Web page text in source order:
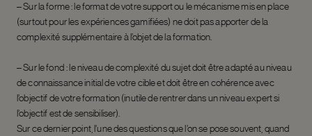
– Sur la forme : le format de votre support ou le mécanisme mis en place
(surtout pour les expériences gamifiées) ne doit pas apporter de la
complexité supplémentaire à l’objet de la formation.
– Sur le fond : le niveau de complexité du sujet doit être adapté au niveau
de connaissance initial de votre cible et doit être en cohérence avec
l’objectif de votre formation (inutile de rentrer dans un niveau expert si
l’objectif est de sensibiliser).
Sur ce dernier point, l’une des questions que l’on se pose souvent, quand